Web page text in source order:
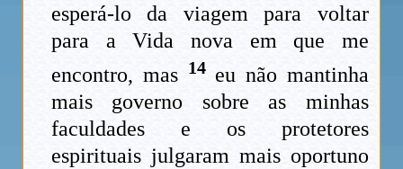
esperá-lo da viagem para voltar
para a Vida nova em que me
encontro, mas 14eu não mantinha
mais governo sobre as minhas
faculdades e os protetores
espirituais julgaram mais oportuno